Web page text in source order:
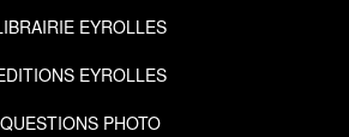
EYROLLES
EYROLLES
QUESTIONS PHOTO